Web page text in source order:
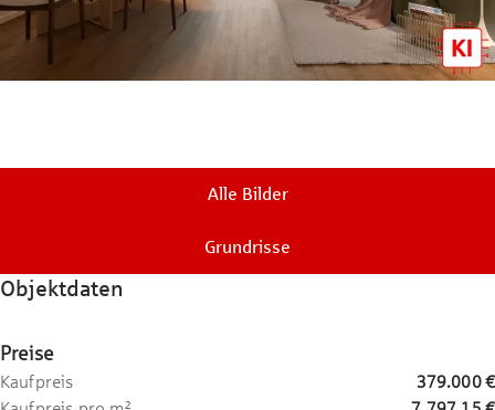
Alle Bilder
Grundrisse
Objektdaten
Preise
Kaufpreis
379.000 €